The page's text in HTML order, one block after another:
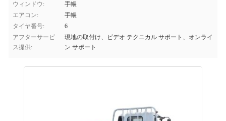
ウィンドウ:
手帳
エアコン:
手帳
タイヤ番号:
6
アフターサービ
ス提供:
現地の取付け、ビデオ テクニカル サポート、オンライ
ン サポート